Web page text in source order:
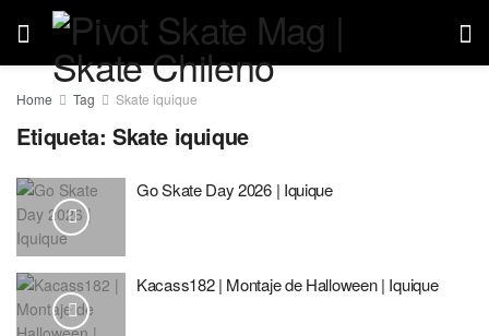
Home Tag Skate iquique
Etiqueta: Skate iquique
Go Skate Day 2026 | Iquique
Kacass182 | Montaje de Halloween | Iquique